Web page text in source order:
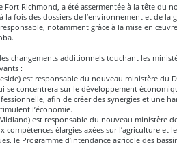
Fort Richmond, a été assermentée à la tête du
la fois des dossiers de l’environnement et de la
notamment grâce à la mise en
changements additionnels touchant les
:
est responsable du nouveau ministère du
concentrera sur le développement
afin de créer des synergies et une
l’économie.
est responsable du nouveau ministère
compétences élargies axées sur l’agriculture et
le Programme d’intendance agricole des